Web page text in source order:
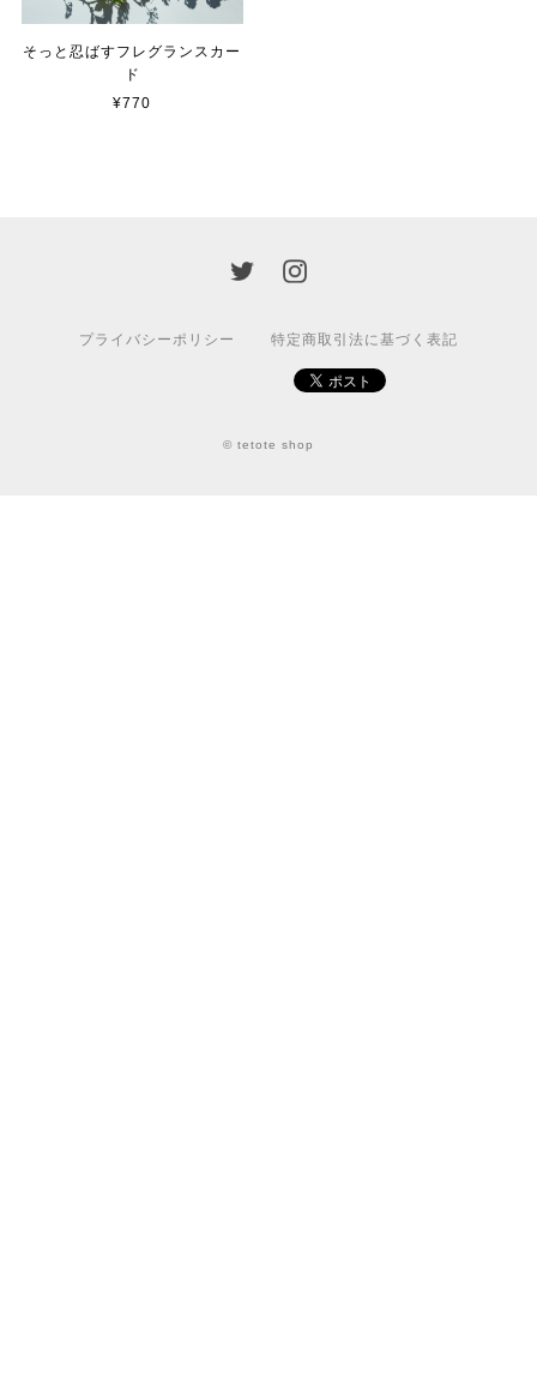
そっと忍ばすフレグランスカー
ド
¥770
プライバシーポリシー 特定商取引法に基づく表記
© tetote shop